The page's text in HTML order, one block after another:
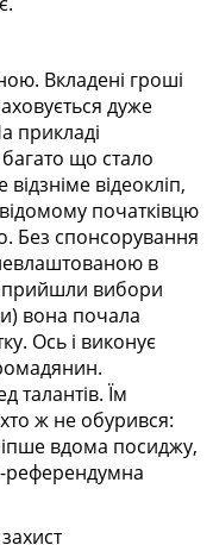
Вкладені гроші
дуже
прикладі
що стало
відеокліп,
початківцю
Без спонсорування
в
прийшли вибори
вона почала
Ось і виконує
талантів. Їм
ж не обурився:
вдома посиджу,
референдумна